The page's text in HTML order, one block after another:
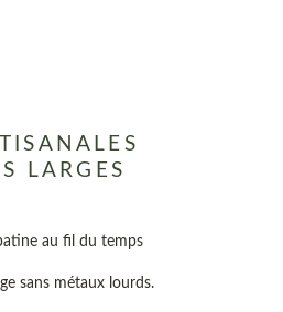
LARGES
au fil du temps
sans métaux lourds.